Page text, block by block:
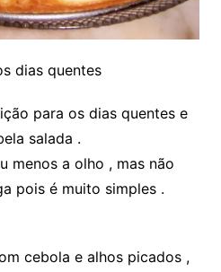
dias quentes
para os dias quentes e
salada .
menos a olho , mas não
pois é muito simples .
cebola e alhos picados ,